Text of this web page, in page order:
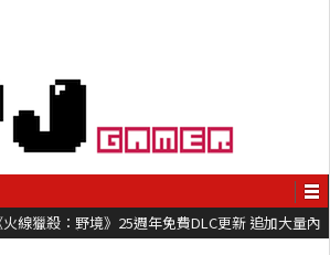
火線獵殺：野境》25週年免費DLC更新 追加大量內
超平價折扣